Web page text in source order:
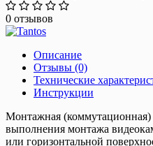
0 отзывов
Описание
Отзывы (0)
Технические
Инструкции
Монтажная (коммутационная)
выполнения монтажа
или горизонтальной